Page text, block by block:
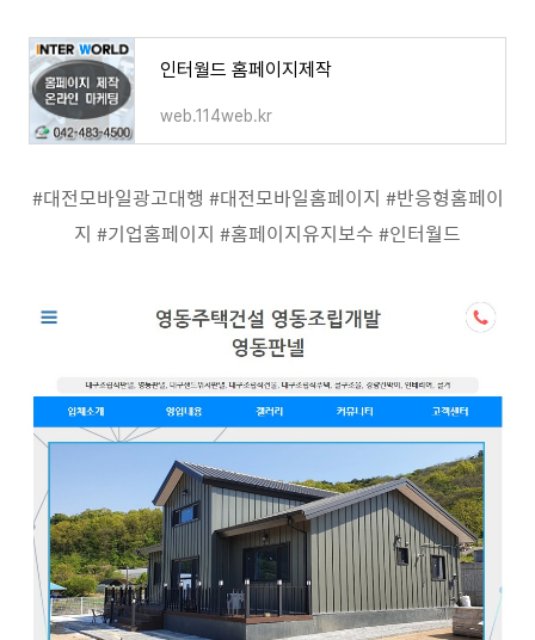
인터월드 홈페이지제작
web.114web.kr
#대전모바일광고대행 #대전모바일홈페이지 #반응형홈페이
지 #기업홈페이지 #홈페이지유지보수 #인터월드